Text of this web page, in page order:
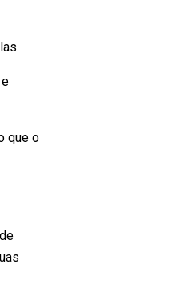
que o